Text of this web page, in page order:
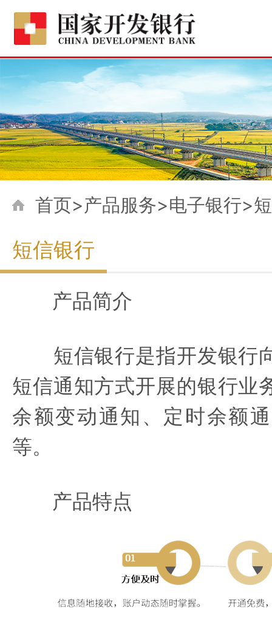
首页>产品服务>电子银行>
短信银行
产品简介
短信银行是指开发银行
短信通知方式开展的银行业
余额变动通知、定时余额
等。
产品特点